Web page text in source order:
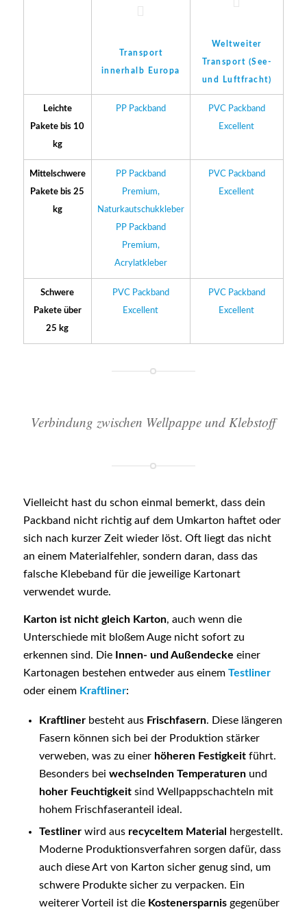
Transport
innerhalb Europa
Weltweiter
Transport (See-
und Luftfracht)
Leichte
Pakete bis 10
kg
PP Packband
PVC Packband
Excellent
Mittelschwere
Pakete bis 25
kg
PP Packband
Premium,
Naturkautschukkleber
PP Packband
Premium,
Acrylatkleber
PVC Packband
Excellent
Schwere
Pakete über
25 kg
PVC Packband
Excellent
PVC Packband
Excellent
Verbindung zwischen Wellpappe und Klebstoff
Vielleicht hast du schon einmal bemerkt, dass dein
Packband nicht richtig auf dem Umkarton haftet oder
sich nach kurzer Zeit wieder löst. Oft liegt das nicht
an einem Materialfehler, sondern daran, dass das
falsche Klebeband für die jeweilige Kartonart
verwendet wurde.
Karton ist nicht gleich Karton, auch wenn die
Unterschiede mit bloßem Auge nicht sofort zu
erkennen sind. Die
Innen- und Außendecke einer
Kartonagen bestehen entweder aus einem Testliner
oder einem Kraftliner:
Kraftlinerbesteht aus Frischfasern. Diese längeren
Fasern können sich bei der Produktion stärker
verweben, was zu einer höheren Festigkeitführt.
Besonders bei wechselnden Temperaturenund
hoher Feuchtigkeitsind Wellpappschachteln mit
hohem Frischfaseranteil ideal.
Testlinerwird aus recyceltem Material
hergestellt.
Moderne Produktionsverfahren sorgen dafür, dass
auch diese Art von Karton sicher genug sind, um
schwere Produkte sicher zu verpacken. Ein
weiterer Vorteil ist die Kostenersparnisgegenüber